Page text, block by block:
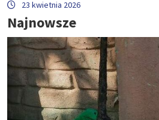
23 kwietnia 2026
Najnowsze